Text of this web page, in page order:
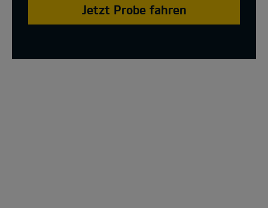
Jetzt Probe fahren